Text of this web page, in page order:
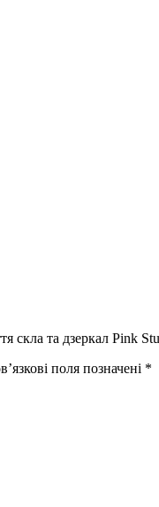
скла та дзеркал Pink
поля позначені *